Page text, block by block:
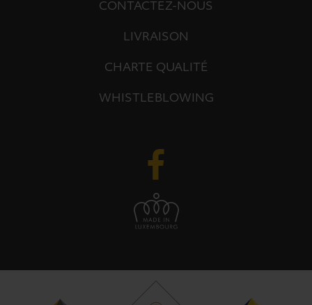
CONTACTEZ-NOUS
LIVRAISON
CHARTE QUALITÉ
WHISTLEBLOWING